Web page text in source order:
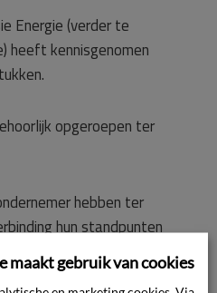
Energie (verder te
heeft kennisgenomen
opgeroepen ter
hebben ter
hun standpunten
maakt gebruik van cookies